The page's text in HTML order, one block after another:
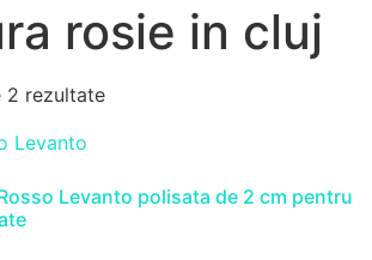
rosie in cluj
2 rezultate
Levanto polisata de 2 cm pentru